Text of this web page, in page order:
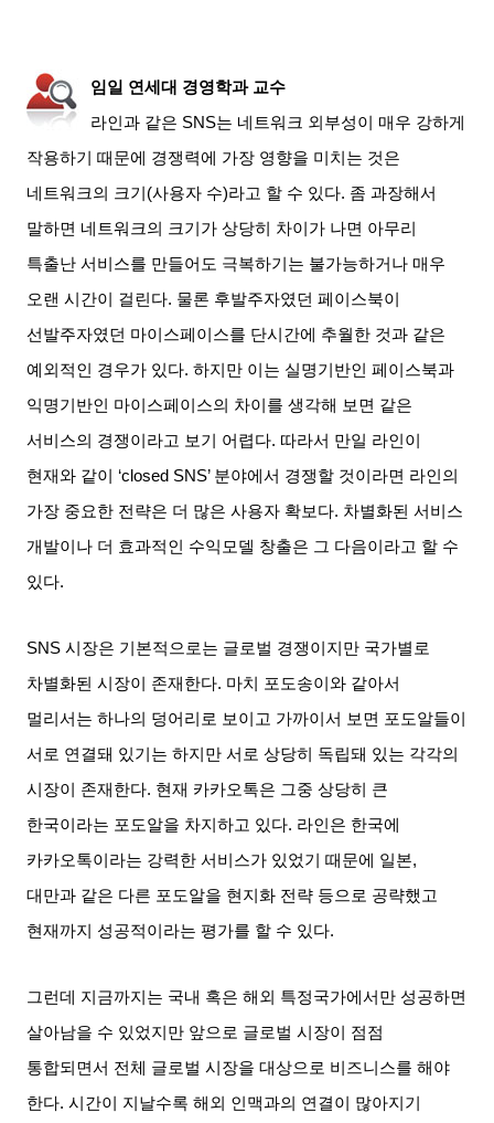
임일 연세대 경영학과 교수
라인과 같은 SNS는 네트워크 외부성이 매우 강하게
작용하기 때문에 경쟁력에 가장 영향을 미치는 것은
네트워크의 크기 (사용자 수)라고 할 수 있다. 좀 과장해서
말하면 네트워크의 크기가 상당히 차이가 나면 아무리
특출난 서비스를 만들어도 극복하기는 불가능하거나 매우
오랜 시간이 걸린다. 물론 후발주자였던 페이스북이
선발주자였던 마이스페이스를 단시간에 추월한 것과 같은
예외적인 경우가 있다.하지만 이는 실명기반인 페이스북과
익명기반인 마이스페이스의 차이를 생각해 보면 같은
서비스의 경쟁이라고 보기 어렵다. 따라서 만일 라인이
현재와 같이
‘closed SNS’ 분야에서 경쟁할 것이라면 라인의
가장 중요한 전략은 더 많은 사용자 확보다. 차별화된 서비스
개발이나 더 효과적인 수익모델 창출은 그 다음이라고 할 수
있다.
SNS시장은 기본적으로는 글로벌 경쟁이지만 국가별로
차별화된 시장이 존재한다. 마치 포도송이와 같아서
멀리서는 하나의 덩어리로 보이고 가까이서 보면 포도알들이
서로 연결돼 있기는 하지만 서로 상당히 독립돼 있는 각각의
시장이 존재한다. 현재 카카오톡은 그중 상당히 큰
한국이라는 포도알을 차지하고 있다. 라인은 한국에
카카오톡이라는 강력한 서비스가 있었기 때문에 일본,
대만과 같은 다른 포도알을 현지화 전략 등으로 공략했고
현재까지 성공적이라는 평가를 할 수 있다.
그런데 지금까지는 국내 혹은 해외 특정국가에서만 성공하면
살아남을 수 있었지만 앞으로 글로벌 시장이 점점
통합되면서 전체 글로벌 시장을 대상으로 비즈니스를 해야
한다.시간이 지날수록 해외 인맥과의 연결이 많아지기